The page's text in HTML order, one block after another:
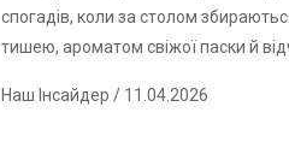
спогадів, коли за столом
тишею, ароматом свіжої паски й
Наш Інсайдер / 11.04.2026